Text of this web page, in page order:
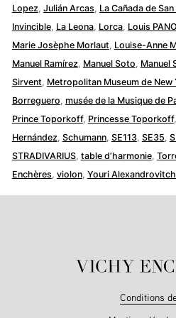
Lopez Julián Arcas La Cañada de
Invincible, La Leona, Lorca, Louis
Marie Josèphe Morlaut Louise-Anne
Manuel Ramírez Manuel Soto Manuel
Sirvent Metropolitan Museum de New
Borreguero musée de la Musique de
Prince Toporkoff, Princesse Toporkoff,
Hernández Schumann, SE113, SE35
STRADIVARIUS, table d’harmonie,
Enchères violon, Youri
Conditions